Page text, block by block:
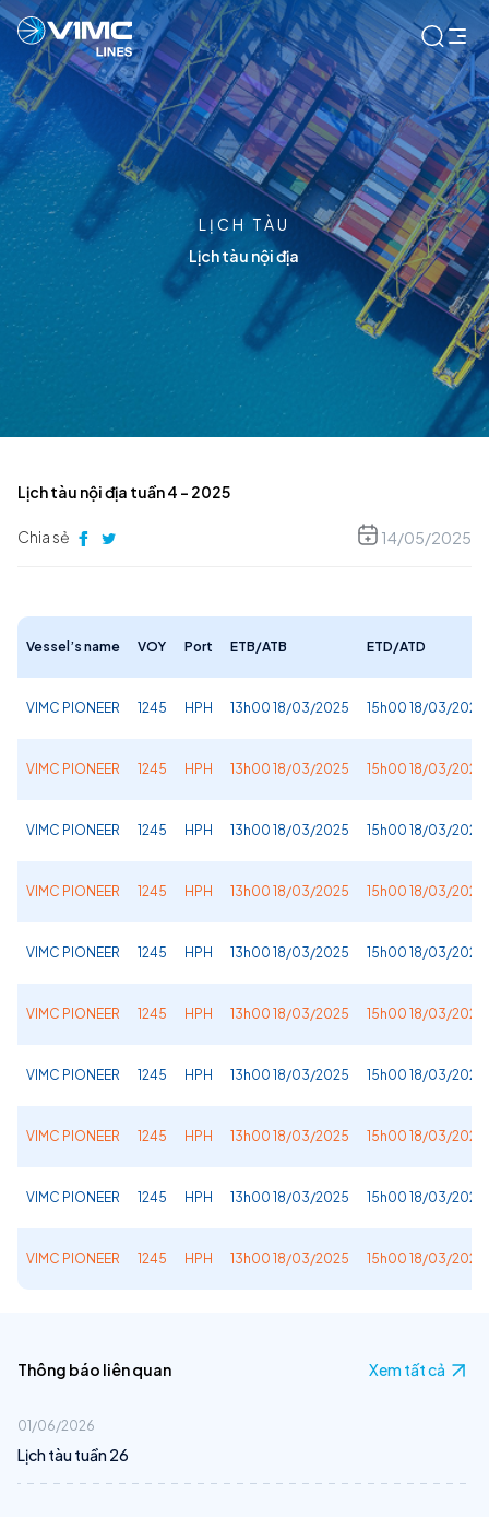
LỊCH TÀU
Lịch tàu nội địa
Lịch tàu nội địa tuần 4 – 2025
Chia sẻ 14/05/2025
Vessel’s name VOY Port ETB/ATB ETD/ATD
VIMC PIONEER 1245 HPH 13h00 18/03/2025 15h00 18/03/2025
VIMC PIONEER 1245 HPH 13h00 18/03/2025 15h00 18/03/2025
VIMC PIONEER 1245 HPH 13h00 18/03/2025 15h00 18/03/2025
VIMC PIONEER 1245 HPH 13h00 18/03/2025 15h00 18/03/2025
VIMC PIONEER 1245 HPH 13h00 18/03/2025 15h00 18/03/2025
VIMC PIONEER 1245 HPH 13h00 18/03/2025 15h00 18/03/2025
VIMC PIONEER 1245 HPH 13h00 18/03/2025 15h00 18/03/2025
VIMC PIONEER 1245 HPH 13h00 18/03/2025 15h00 18/03/2025
VIMC PIONEER 1245 HPH 13h00 18/03/2025 15h00 18/03/2025
VIMC PIONEER 1245 HPH 13h00 18/03/2025 15h00 18/03/2025
Thông báo liên quan Xem tất cả
01/06/2026
Lịch tàu tuần 26